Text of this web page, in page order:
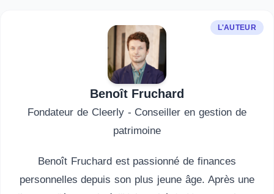
L'AUTEUR
Benoît Fruchard
Fondateur de Cleerly - Conseiller en gestion de
patrimoine
Benoît Fruchard est passionné de finances
personnelles depuis son plus jeune âge. Après une